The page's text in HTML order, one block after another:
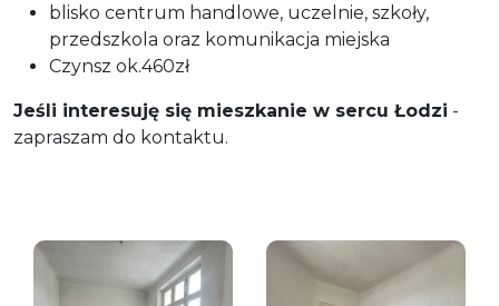
blisko centrum handlowe, uczelnie, szkoły,
przedszkola oraz komunikacja miejska
Czynsz ok.460zł
Jeśli interesuję się mieszkanie w sercu Łodzi -
zapraszam do kontaktu.